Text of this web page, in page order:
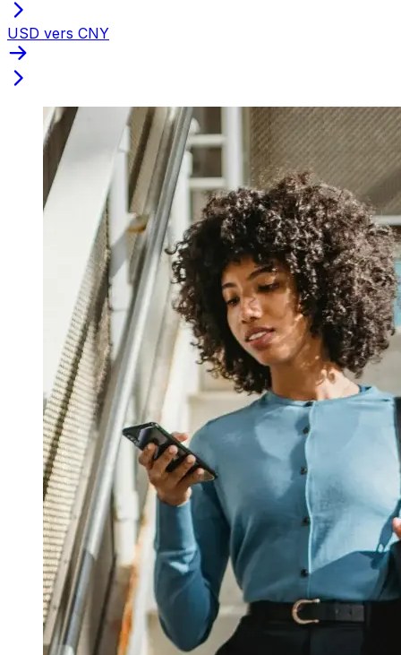
USD vers CNY